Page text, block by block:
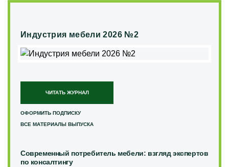
Индустрия мебели 2026 №2
ЧИТАТЬ ЖУРНАЛ
ОФОРМИТЬ ПОДПИСКУ
ВСЕ МАТЕРИАЛЫ ВЫПУСКА
Современный потребитель мебели: взгляд экспертов
по консалтингу